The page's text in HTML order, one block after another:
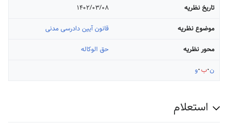
تاریخ نظریه
۱۴۰۲/۰۳/۰۸
موضوع نظریه
قانون آیین دادرسی مدنی
محور نظریه
حق الوکاله
ن ب و
استعلام